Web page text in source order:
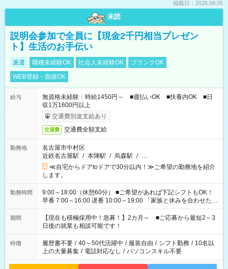
掲載日：2026.08.05
未読
説明会参加で全員に【現金2千円相当プレゼン
ト】生活のお手伝い
派遣 職種未経験OK 社会人未経験OK
ブランクOK
WEB登録・面接OK
給与
無資格未経験：時給1450円～ ■週払いOK ■扶養内OK ■日
収1万1600円以上
交通費別途支給あり
交通費 交通費全額支給
勤務地
名古屋市中村区
近鉄名古屋駅 / 本陣駅 / 烏森駅 / …
≪自宅からドアtoドアで30分以内！≫ご希望の勤務地を紹介
します。
勤務時間
9:00～18:00（休憩60分） ■ご希望があれば下記シフトもOK！
早番 7:00～16:00 遅番 10:00～19:00 「家族と休みを合わせた
い」 「余裕を持って夕飯の準備がしたい」 「できれば残業はし
たくない」 など、ご希望を教えてくださいね。 ※Wワーク希望
の方へ 今ご覧のお仕事で希望する勤務時間と、もう1つのお仕事
の勤務時間。 合計で週40時間を超える場合は応募できません。
期間
【現在も積極採用中！急募！】2カ月～ ■ご応募から最短2～3
日後の就業も相談可能です！
特徴 履歴書不要 / 40～50代活躍中 / 服装自由 / シフト勤務 / 10名以
上の大量募集 / 電話対応なし / パソコンスキル不要